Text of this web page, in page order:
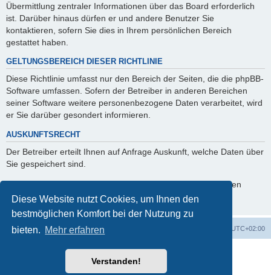
Diese Website nutzt Cookies, um Ihnen den
bestmöglichen Komfort bei der Nutzung zu
bieten. Mehr erfahren
Verstanden!
Übermittlung zentraler Informationen über das Board erforderlich
ist. Darüber hinaus dürfen er und andere Benutzer Sie
kontaktieren, sofern Sie dies in Ihrem persönlichen Bereich
gestattet haben.
GELTUNGSBEREICH DIESER RICHTLINIE
Diese Richtlinie umfasst nur den Bereich der Seiten, die die phpBB-
Software umfassen. Sofern der Betreiber in anderen Bereichen
seiner Software weitere personenbezogene Daten verarbeitet, wird
er Sie darüber gesondert informieren.
AUSKUNFTSRECHT
Der Betreiber erteilt Ihnen auf Anfrage Auskunft, welche Daten über
Sie gespeichert sind.
Sie können jederzeit die Löschung bzw. Sperrung Ihrer Daten
verlangen. Kontaktieren Sie hierzu bitte den Betreiber.
Startseite Foren-Übersicht UTC+02:00
Powered byphpBB® Forum Software © phpBB Limited
Deutsche Übersetzung durch
phpBB Events Calendar